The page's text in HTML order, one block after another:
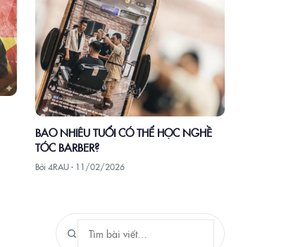
BAO NHIÊU TUỔI CÓ THỂ HỌC NGHỀ
TÓC BARBER?
Bởi 4RAU · 11/02/2026